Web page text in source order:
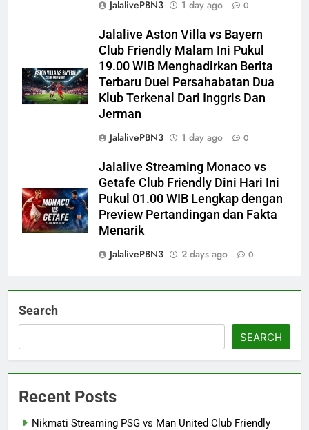
JalalivePBN3
1 day ago 0
Jalalive Aston Villa vs Bayern
Club Friendly Malam Ini Pukul
19.00 WIB Menghadirkan Berita
Terbaru Duel Persahabatan Dua
Klub Terkenal Dari Inggris Dan
Jerman
JalalivePBN3
1 day ago 0
Jalalive Streaming Monaco vs
Getafe Club Friendly Dini Hari Ini
Pukul 01.00 WIB Lengkap dengan
Preview Pertandingan dan Fakta
Menarik
JalalivePBN3
2 days ago 0
Search
SEARCH
Recent Posts
Nikmati Streaming PSG vs Man United Club Friendly